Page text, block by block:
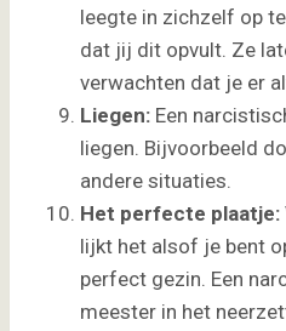
leegte in zichzelf op
dat jij dit opvult. Ze
verwachten dat je er
Liegen: Een
liegen. Bijvoorbeeld
andere situaties.
Het perfecte plaatje:
lijkt het alsof je bent
perfect gezin. Een
meester in het